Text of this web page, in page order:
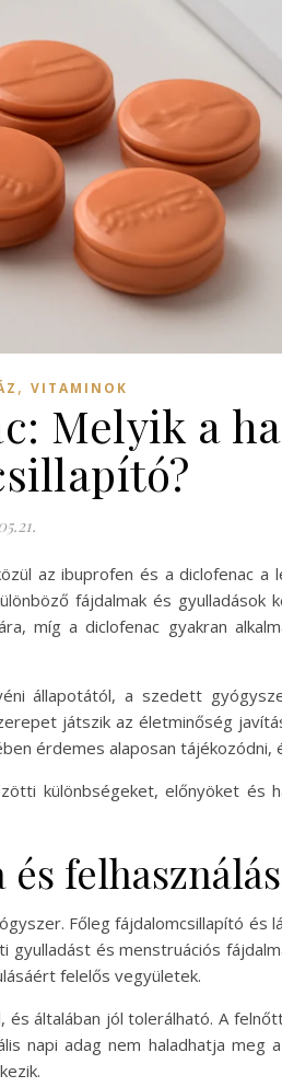
, VITAMINOK
Melyik a
az ibuprofen és a diclofenac
fájdalmak és gyulladások
míg a diclofenac gyakran
állapotától, a szedett
játszik az életminőség
érdemes alaposan
különbségeket, előnyöket és
Főleg fájdalomcsillapító és
és menstruációs
felelős vegyületek.
általában jól tolerálható. A
napi adag nem haladhatja meg